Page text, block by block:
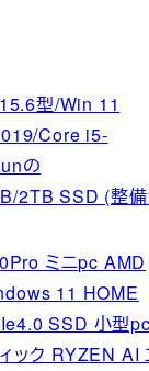
型/Win 11
Core i5-
の
2TB SSD (整
ミニpc AMD
11 HOME
SSD 小型
ック RYZEN AI